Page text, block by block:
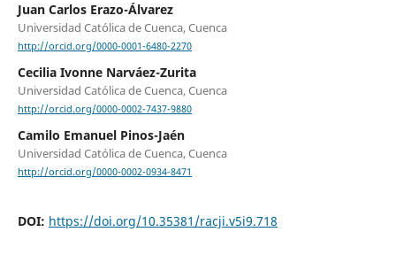
Juan Carlos Erazo-Álvarez
Universidad Católica de Cuenca, Cuenca
http://orcid.org/0000-0001-6480-2270
Cecilia Ivonne Narváez-Zurita
Universidad Católica de Cuenca, Cuenca
http://orcid.org/0000-0002-7437-9880
Camilo Emanuel Pinos-Jaén
Universidad Católica de Cuenca, Cuenca
http://orcid.org/0000-0002-0934-8471
DOI: https://doi.org/10.35381/racji.v5i9.718